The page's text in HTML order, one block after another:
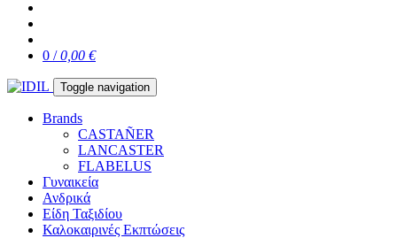
0 /0,00 €
Toggle navigation
Brands
CASTAÑER
LANCASTER
FLABELUS
Γυναικεία
Ανδρικά
Είδη Ταξιδίου
Καλοκαιρινές Εκπτώσεις